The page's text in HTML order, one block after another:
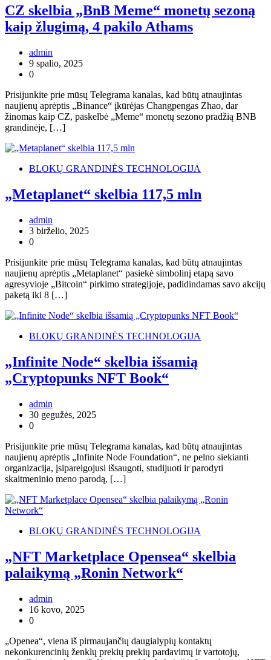
CZ skelbia „BnB Meme“ monetų sezoną
kaip žlugimą, 4 pakilo Athams
admin
9 spalio, 2025
0
Prisijunkite prie mūsų Telegrama kanalas, kad būtų atnaujintas
naujienų aprėptis „Binance“ įkūrėjas Changpengas Zhao, dar
žinomas kaip CZ, paskelbė „Meme“ monetų sezono pradžią BNB
grandinėje, […]
BLOKŲ GRANDINĖS TECHNOLOGIJA
„Metaplanet“ skelbia 117,5 mln
admin
3 birželio, 2025
0
Prisijunkite prie mūsų Telegrama kanalas, kad būtų atnaujintas
naujienų aprėptis „Metaplanet“ pasiekė simbolinį etapą savo
agresyvioje „Bitcoin“ pirkimo strategijoje, padidindamas savo akcijų
paketą iki 8 […]
BLOKŲ GRANDINĖS TECHNOLOGIJA
„Infinite Node“ skelbia išsamią
„Cryptopunks NFT Book“
admin
30 gegužės, 2025
0
Prisijunkite prie mūsų Telegrama kanalas, kad būtų atnaujintas
naujienų aprėptis „Infinite Node Foundation“, ne pelno siekianti
organizacija, įsipareigojusi išsaugoti, studijuoti ir parodyti
skaitmeninio meno parodą, […]
BLOKŲ GRANDINĖS TECHNOLOGIJA
„NFT Marketplace Opensea“ skelbia
palaikymą „Ronin Network“
admin
16 kovo, 2025
0
„Openea“, viena iš pirmaujančių daugialypių kontaktų
nekonkurencinių ženklų prekių prekių pardavimų ir vartotojų,